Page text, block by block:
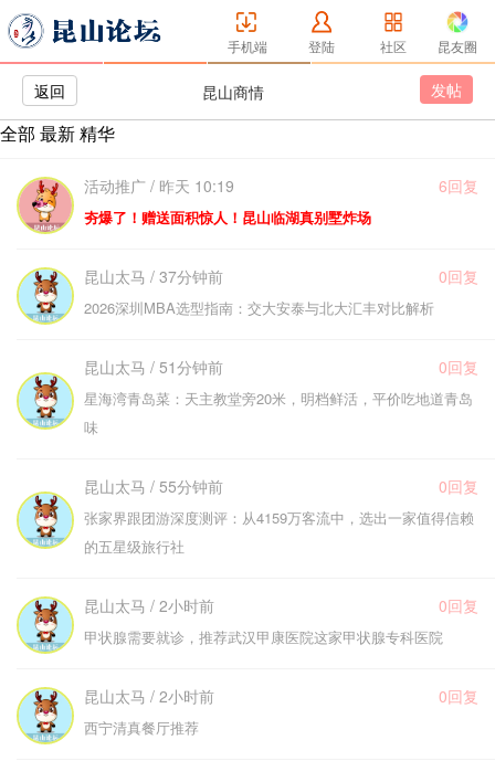
手机端 登陆 社区 昆友圈
返回 昆山商情 发帖
全部 最新精华
活动推广 / 昨天 10:19 6回复
夯爆了！赠送面积惊人！昆山临湖真别墅炸场
昆山太马 / 37分钟前 0回复
2026深圳MBA选型指南：交大安泰与北大汇丰对比解析
昆山太马 / 51分钟前 0回复
星海湾青岛菜：天主教堂旁20米，明档鲜活，平价吃地道青岛
味
昆山太马 / 55分钟前 0回复
张家界跟团游深度测评：从4159万客流中，选出一家值得信赖
的五星级旅行社
昆山太马 / 2小时前 0回复
甲状腺需要就诊，推荐武汉甲康医院这家甲状腺专科医院
昆山太马 / 2小时前 0回复
西宁清真餐厅推荐